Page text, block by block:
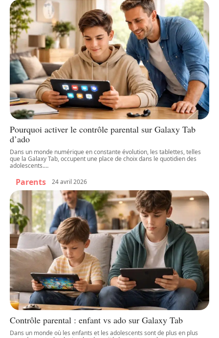
Pourquoi activer le contrôle parental sur Galaxy Tab
d’ado
Dans un monde numérique en constante évolution, les tablettes, telles
que la Galaxy Tab, occupent une place de choix dans le quotidien des
adolescents.…
Parents 24 avril 2026
Contrôle parental : enfant vs ado sur Galaxy Tab
Dans un monde où les enfants et les adolescents sont de plus en plus